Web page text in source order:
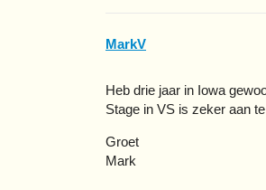
MarkV
Heb drie jaar in Iowa
Stage in VS is zeker aan
Groet
Mark